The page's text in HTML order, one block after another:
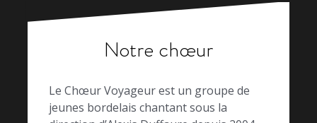
Notre chœur
Le Chœur Voyageur est un groupe de
jeunes bordelais chantant sous la